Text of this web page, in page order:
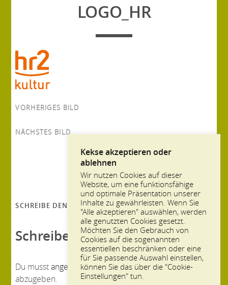
LOGO_HR
VORHERIGES BILD
NÄCHSTES BILD
SCHREIBE DEN ERSTEN KOMMENTAR
Schreibe einen Kommentar
Du musstangemeldetsein, um einen Kommentar
abzugeben.
Kekse akzeptieren oder
ablehnen
Wir nutzen Cookies auf dieser
Website, um eine funktionsfähige
und optimale Präsentation unserer
Inhalte zu gewährleisten. Wenn Sie
"Alle akzeptieren" auswählen, werden
alle genutzten Cookies gesetzt.
Möchten Sie den Gebrauch von
Cookies auf die sogenannten
essentiellen beschränken oder eine
für Sie passende Auswahl einstellen,
können Sie das über die "Cookie-
Einstellungen" tun.